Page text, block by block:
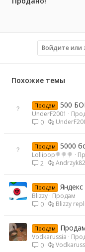
Войдите или
Похожие темы
Продам 500
UnderF2001
0
Продам 5000
Lollipop🍭🍭🍭
2
Andrzyk82
Продам
Blizzy Продам
0
Blizzy
Продам
Vodkarussia
0